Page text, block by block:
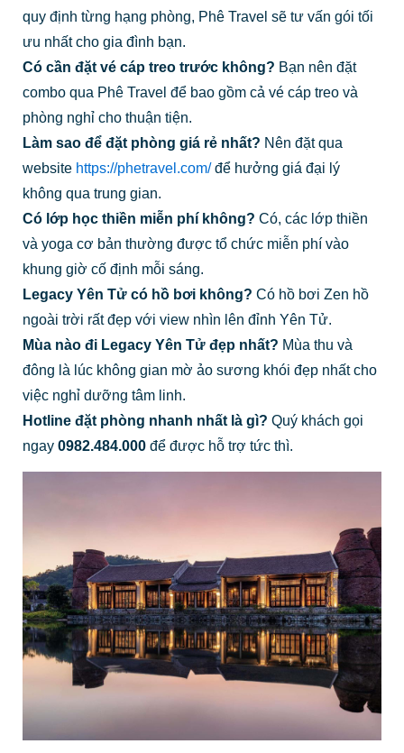
quy định từng hạng phòng, Phê Travel sẽ tư vấn gói tối
ưu nhất cho gia đình bạn.
Có cần đặt vé cáp treo trước không? Bạn nên đặt
combo qua Phê Travel để bao gồm cả vé cáp treo và
phòng nghỉ cho thuận tiện.
Làm sao để đặt phòng giá rẻ nhất? Nên đặt qua
website https://phetravel.com/để hưởng giá đại lý
không qua trung gian.
Có lớp học thiền miễn phí không? Có, các lớp thiền
và yoga cơ bản thường được tổ chức miễn phí vào
khung giờ cố định mỗi sáng.
Legacy Yên Tử có hồ bơi không? Có hồ bơi Zen hồ
ngoài trời rất đẹp với view nhìn lên đỉnh Yên Tử.
Mùa nào đi Legacy Yên Tử đẹp nhất? Mùa thu và
đông là lúc không gian mờ ảo sương khói đẹp nhất cho
việc nghỉ dưỡng tâm linh.
Hotline đặt phòng nhanh nhất là gì? Quý khách gọi
ngay 0982.484.000để được hỗ trợ tức thì.